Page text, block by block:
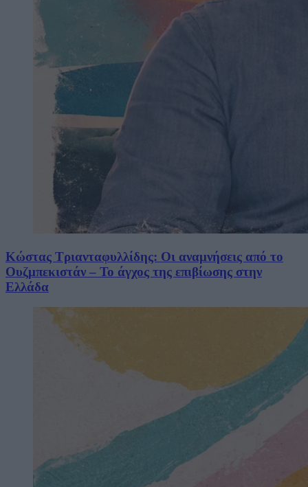
Κώστας Τριανταφυλλίδης: Οι αναμνήσεις από το
Ουζμπεκιστάν – Το άγχος της επιβίωσης στην
Ελλάδα